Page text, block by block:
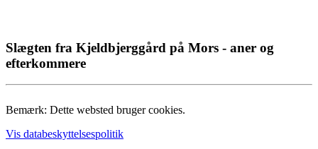
Slægten fra Kjeldbjerggård på Mors - aner og
efterkommere
Bemærk: Dette websted bruger cookies.
Vis databeskyttelsespolitik